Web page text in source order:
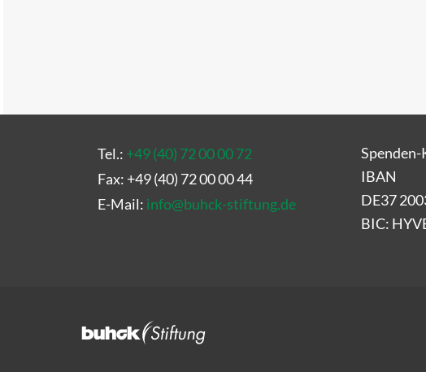
Tel.: +49 (40) 72 00 00 72
Fax: +49 (40) 72 00 00 44
E-Mail: info@buhck-stiftung.de
IBAN
DE37
BIC: